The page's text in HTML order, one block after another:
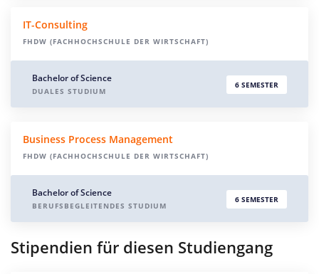
IT-Consulting
FHDW (FACHHOCHSCHULE DER WIRTSCHAFT)
Bachelor of Science
DUALES STUDIUM
6 SEMESTER
Business Process Management
FHDW (FACHHOCHSCHULE DER WIRTSCHAFT)
Bachelor of Science
BERUFSBEGLEITENDES STUDIUM
6 SEMESTER
Stipendien für diesen Studiengang